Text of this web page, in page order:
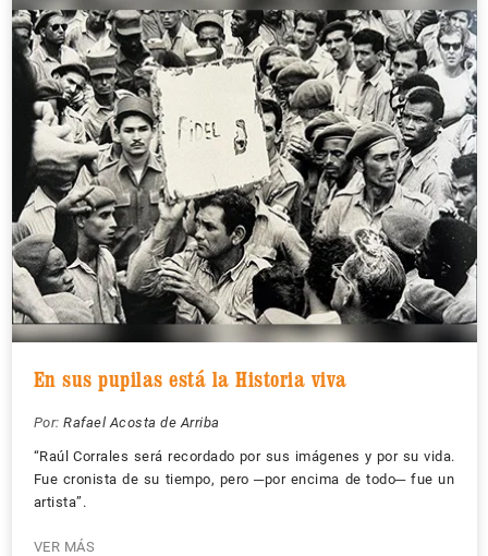
En sus pupilas está la Historia viva
Por: Rafael Acosta de Arriba
“Raúl Corrales será recordado por sus imágenes y por su vida.
Fue cronista de su tiempo, pero ─por encima de todo─ fue un
artista”.
VER MÁS